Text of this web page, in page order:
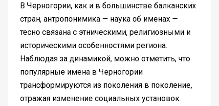
В Черногории, как и в большинстве балканских
стран, антропонимика — наука об именах —
тесно связана с этническими, религиозными и
историческими особенностями региона.
Наблюдая за динамикой, можно отметить, что
популярные имена в Черногории
трансформируются из поколения в поколение,
отражая изменение социальных установок.